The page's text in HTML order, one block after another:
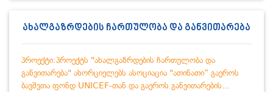
ახალგაზრდების ჩართულობა და განვითარება
პროექტი:პროექტს "ახალგაზრდების ჩართულობა და
განვითარება" ახორციელებს ასოციაცია "ათინათი” გაეროს
ბავშვთა ფონდ UNICEF-თან და გაეროს განვითარების...